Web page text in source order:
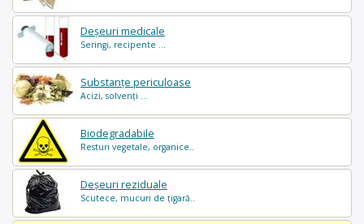
Deșeuri medicale
Seringi, recipente ...
Substanțe periculoase
Acizi, solvenți ...
Biodegradabile
Resturi vegetale, organice..
Deșeuri reziduale
Scutece, mucuri de țigară..